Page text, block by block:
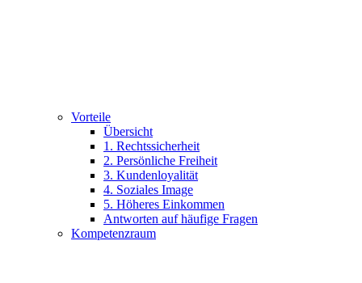
Vorteile
Übersicht
1. Rechtssicherheit
2. Persönliche Freiheit
3. Kundenloyalität
4. Soziales Image
5. Höheres Einkommen
Antworten auf häufige Fragen
Kompetenzraum